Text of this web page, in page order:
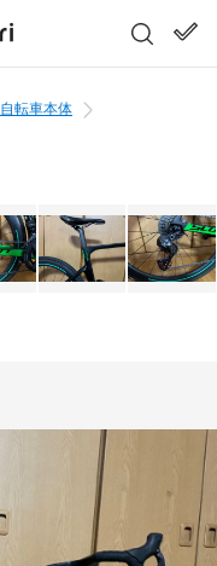
自転車本体